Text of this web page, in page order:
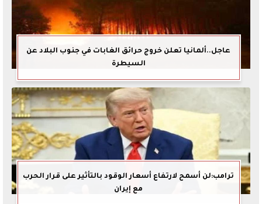
عاجل..ألمانيا تعلن خروج حرائق الغابات في جنوب البلاد عن
السيطرة
ترامب:لن أسمح لارتفاع أسعار الوقود بالتأثير على قرار الحرب
مع إيران